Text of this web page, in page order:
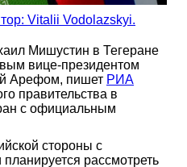
Vitalii Vodolazskyi.
Мишустин в Тегеране
вице-президентом
Арефом, пишет РИА
правительства в
с официальным
стороны с
рассмотреть